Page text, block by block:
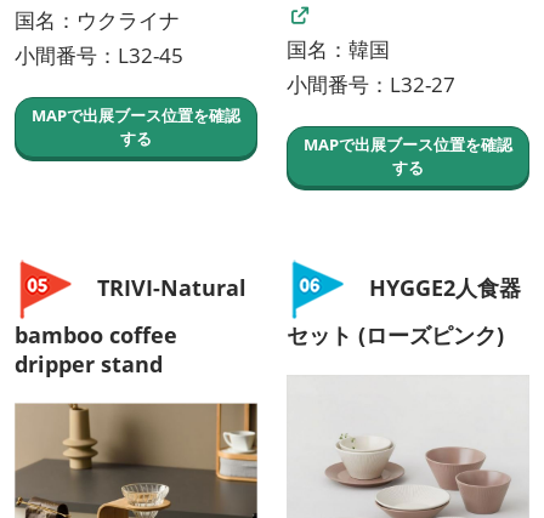
国名：ウクライナ
小間番号：L32-45
MAPで出展ブース位置を確認
する
国名：韓国
小間番号：L32-27
MAPで出展ブース位置を確認
する
TRIVI-Natural
bamboo coffee
dripper stand
HYGGE2人食器
セット (ローズピンク)